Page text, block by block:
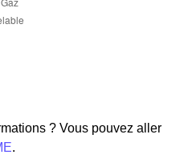
? Vous pouvez aller
.